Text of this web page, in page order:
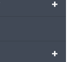
+
+